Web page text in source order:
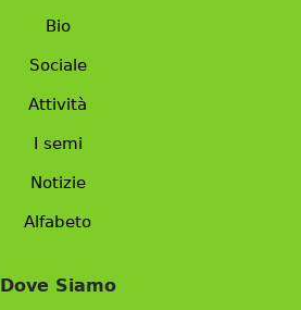
Bio
Sociale
Attività
I semi
Notizie
Alfabeto
Dove Siamo